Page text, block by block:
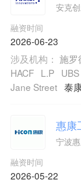
安克
融资时间
2026-06-23
涉及机构： 施罗
HACF L.P
Jane Street 泰
惠康
宁波
融资时间
2026-05-22